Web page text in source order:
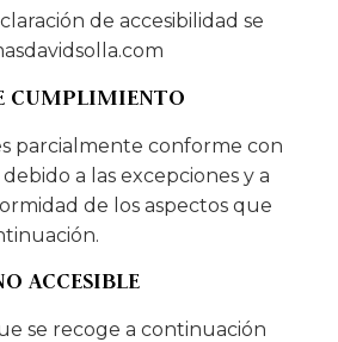
de accesibilidad se
CUMPLIMIENTO
parcialmente conforme con
debido a las excepciones y a
de los aspectos que
ACCESIBLE
se recoge a continuación